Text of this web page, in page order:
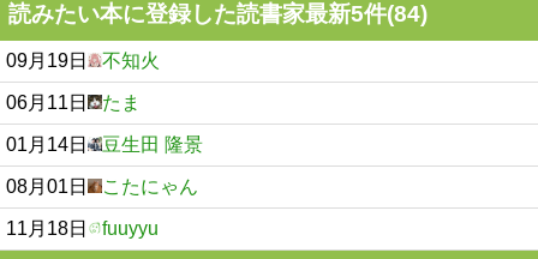
読みたい本に登録した読書家最新5件(84)
09月19日 不知火
06月11日 たま
01月14日 豆生田 隆景
08月01日 こたにゃん
11月18日 fuuyyu